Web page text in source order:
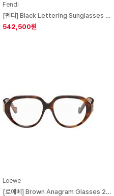
Fendi
[펜디] Black Lettering Sunglasses 261693M134013
542,500원
Loewe
[로에베] Brown Anagram Glasses 261677M133009